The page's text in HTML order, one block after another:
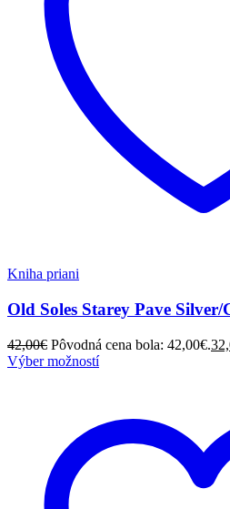
Kniha priani
Old Soles Starey Pave Silver/
42,00€ Pôvodná cena bola: 42,00€.
Výber možností